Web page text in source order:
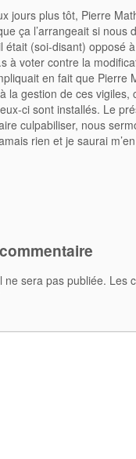
jours plus tôt, Pierre
ça l’arrangeait si nous
était (soi-disant) opposé
à voter contre la
en fait que Pierre
la gestion de ces vigiles,
ci sont installés. Le
culpabiliser, nous
rien et je saurai
ne sera pas publiée. Les